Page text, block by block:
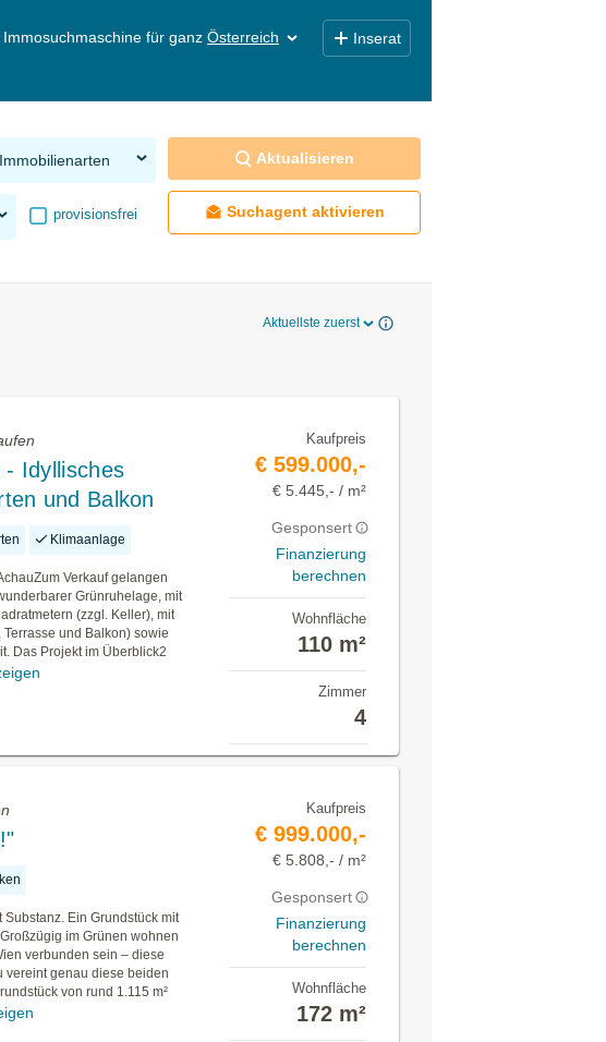
Immosuchmaschine für ganz Österreich Inserat
provisionsfrei
Aktualisieren
Suchagent aktivieren
Aktuellste zuerst
Idyllisches
und Balkon
Klimaanlage
Verkauf gelangen
Grünruhelage, mit
(zzgl. Keller), mit
und Balkon) sowie
Das Projekt im Überblick2
Kaufpreis
€ 599.000,-
€ 5.445,- / m²
Gesponsert
Finanzierung
berechnen
Wohnfläche
110 m²
Zimmer
4
Substanz. Ein Grundstück mit
im Grünen wohnen
verbunden sein – diese
vereint genau diese beiden
von rund 1.115 m²
Kaufpreis
€ 999.000,-
€ 5.808,- / m²
Gesponsert
Finanzierung
berechnen
Wohnfläche
172 m²